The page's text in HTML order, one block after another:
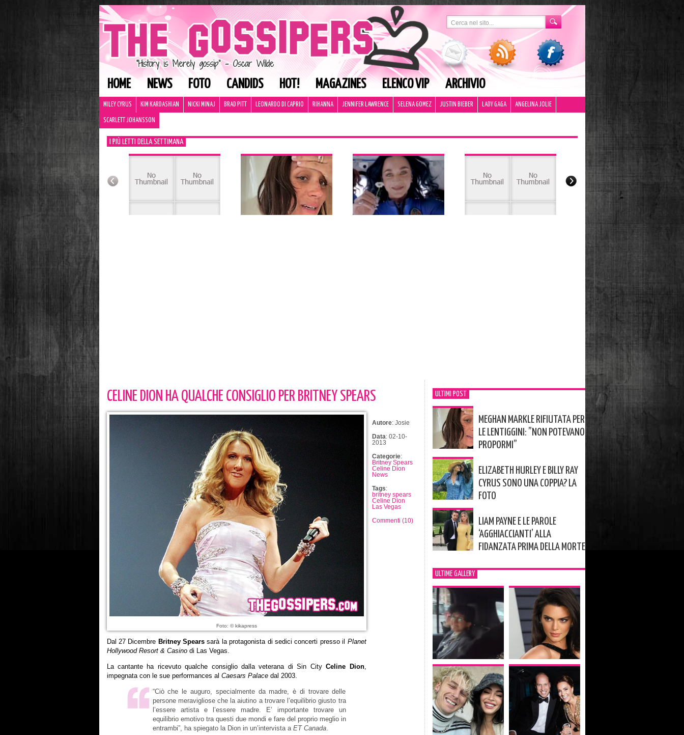
HOME NEWS FOTO CANDIDS HOT! MAGAZINES ELENCO VIP ARCHIVIO
MILEY CYRUS KIM KARDASHIAN NICKI MINAJ BRAD PITT LEONARDO DI CAPRIO RIHANNA JENNIFER LAWRENCE SELENA GOMEZ JUSTIN BIEBER LADY GAGA ANGELINA JOLIE
SCARLETT JOHANSSON
I PIÙ LETTI DELLA SETTIMANA
CELINE DION HA QUALCHE CONSIGLIO PER BRITNEY SPEARS
Foto: © kikapress
Dal 27 Dicembre Britney Spears sarà la protagonista di sedici concerti presso il Planet
Hollywood Resort & Casinodi Las Vegas.
La cantante ha ricevuto qualche consiglio dalla veterana di Sin CityCeline Dion,
impegnata con le sue performances al Caesars Palacedal 2003.
“Ciò che le auguro, specialmente da madre, è di trovare delle
persone meravigliose che la aiutino a trovare l’equilibrio giusto tra
l’essere artista e l’essere madre. E’ importante trovare un
equilibrio emotivo tra questi due mondi e fare del proprio meglio in
entrambi”, ha spiegato la Dion in un’intervista a ET Canada.
Autore: Josie
Data: 02-10-
2013
Categorie:
Britney Spears
Celine Dion
News
Tags:
britney spears
Celine Dion
Las Vegas
Commenti (10)
ULTIMI POST
MEGHAN MARKLE RIFIUTATA PER
LE LENTIGGINI: ”NON POTEVANO
PROPORMI”
ELIZABETH HURLEY E BILLY RAY
CYRUS SONO UNA COPPIA? LA
FOTO
LIAM PAYNE E LE PAROLE
‘AGGHIACCIANTI’ ALLA
FIDANZATA PRIMA DELLA MORTE
ULTIME GALLERY